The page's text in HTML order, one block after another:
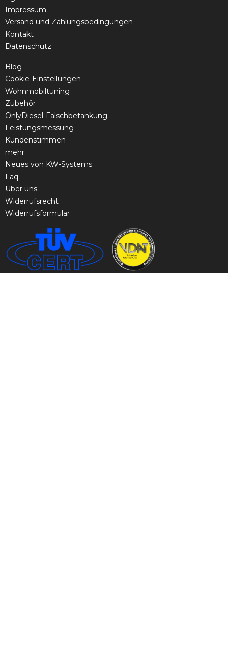
Impressum
Versand und Zahlungsbedingungen
Kontakt
Datenschutz
Blog
Cookie-Einstellungen
Wohnmobiltuning
Zubehör
OnlyDiesel-Falschbetankung
Leistungsmessung
Kundenstimmen
mehr
Neues von KW-Systems
Faq
Über uns
Widerrufsrecht
Widerrufsformular